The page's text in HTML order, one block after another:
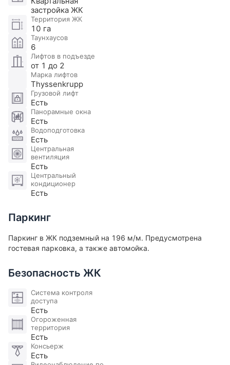
ЖК «Покровское-Глебово» расположено в
экологически благоприятном районе Москвы,
недалеко от пляжа и парка «Покровское-
Стрешнево».
Участник AREA - Ассоциации Агентств Элитной
Недвижимости
застройка ЖК
Территория ЖК
10 га
Таунхаусов
6
Лифтов в подъезде
от 1 до 2
Марка лифтов
Thyssenkrupp
Грузовой лифт
Есть
Панорамные окна
Есть
Водоподготовка
Есть
Центральная
вентиляция
Есть
Центральный
кондиционер
Есть
Паркинг
Паркинг в ЖК подземный на 196 м/м. Предусмотрена
гостевая парковка, а также автомойка.
Безопасность ЖК
Система контроля
доступа
Есть
Огороженная
территория
Есть
Консьерж
Есть